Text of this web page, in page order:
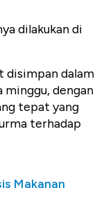
dilakukan di
disimpan dalam
minggu, dengan
tepat yang
terhadap
Makanan